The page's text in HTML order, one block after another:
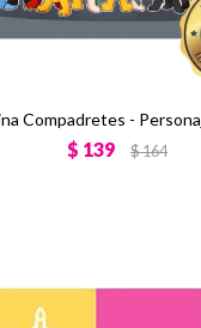
Compadretes -
$ 139 $164